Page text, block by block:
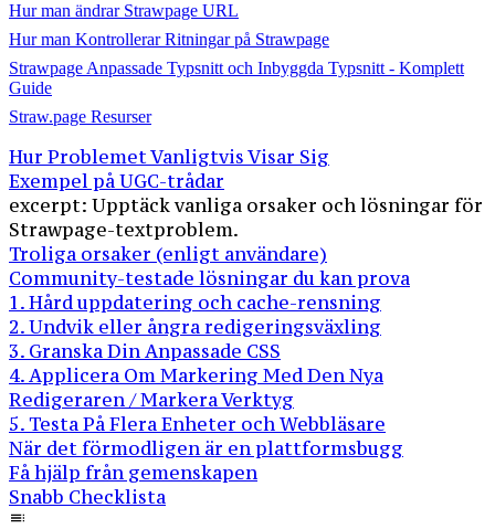
Hur man ändrar Strawpage URL
Hur man Kontrollerar Ritningar på Strawpage
Strawpage Anpassade Typsnitt och Inbyggda Typsnitt - Komplett
Guide
Straw.page Resurser
Hur Problemet Vanligtvis Visar Sig
Exempel på UGC-trådar
excerpt: Upptäck vanliga orsaker och lösningar för
Strawpage-textproblem.
Troliga orsaker (enligt användare)
Community-testade lösningar du kan prova
1. Hård uppdatering och cache-rensning
2. Undvik eller ångra redigeringsväxling
3. Granska Din Anpassade CSS
4. Applicera Om Markering Med Den Nya
Redigeraren / Markera Verktyg
5. Testa På Flera Enheter och Webbläsare
När det förmodligen är en plattformsbugg
Få hjälp från gemenskapen
Snabb Checklista